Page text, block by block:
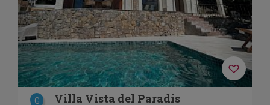
G Villa Vista del Paradis